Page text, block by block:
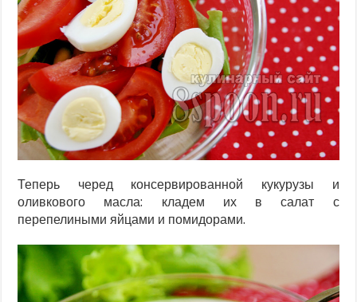
Теперь черед консервированной кукурузы и
оливкового масла: кладем их в салат с
перепелиными яйцами и помидорами.